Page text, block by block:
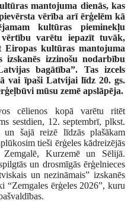
mantojuma dienās, kas
vērība arī ērģelēm kā
kultūras pieminekļu
varētu iepazīt tuvāk,
Eiropas kultūras mantojuma
izskanēs izzinošu nodarbību
bagātība”. Tas izcels
vai īpaši Latvijai līdz 20. gs.
mūsu zemē apslāpēja.
cēlienos kopā varētu ritēt
sestdien, 12. septembrī, plkst.
un šajā reizē līdzās plašākam
tieši ērģeles kādreizējās
Kurzemē un Sēlijā.
un drosmīgās ērģelnieces
un nezināmais” izskanēs
“Zemgales ērģeles 2026”, kuru